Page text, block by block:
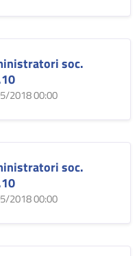
soc.
2018 00:00
soc.
2018 00:00